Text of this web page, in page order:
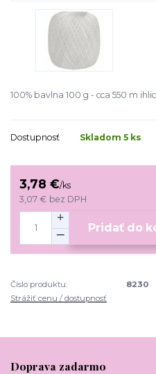
100% bavlna 100 g - cca 550 m
Dostupnosť Skladom 5 ks
3,78 €/ks
3,07 € bez DPH
Pridať do
Číslo produktu:
8230
Strážiť cenu / dostupnosť
Doprava zadarmo